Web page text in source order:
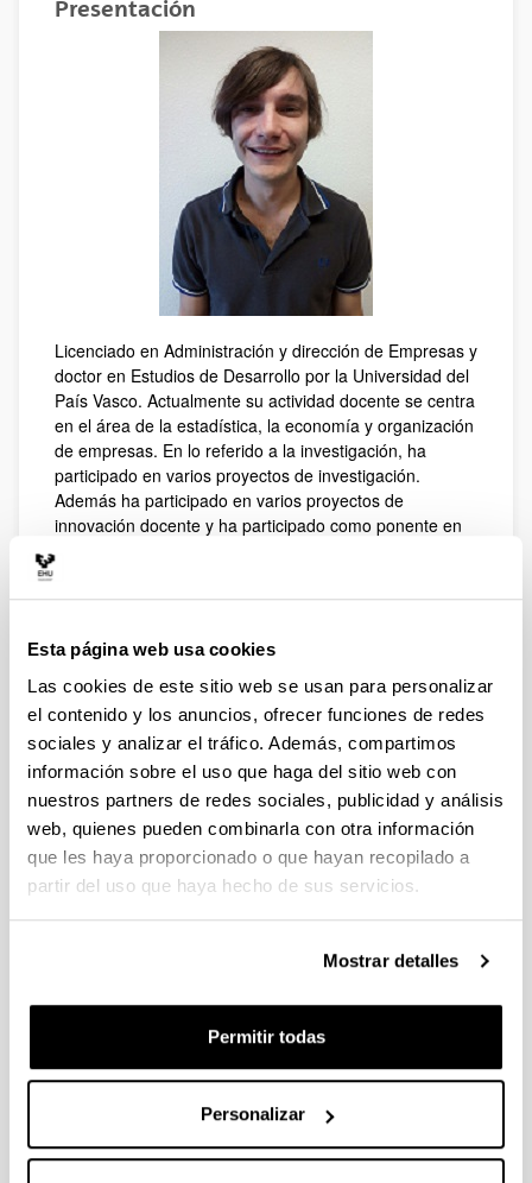
Esta página web usa cookies
Las cookies de este sitio web se usan para personalizar
el contenido y los anuncios, ofrecer funciones de redes
sociales y analizar el tráfico. Además, compartimos
información sobre el uso que haga del sitio web con
nuestros partners de redes sociales, publicidad y análisis
web, quienes pueden combinarla con otra información
que les haya proporcionado o que hayan recopilado a
partir del uso que haya hecho de sus servicios.
Mostrar detalles
Permitir todas
Personalizar
Presentación
Licenciado en Administración y dirección de Empresas y
doctor en Estudios de Desarrollo por la Universidad del
País Vasco. Actualmente su actividad docente se centra
en el área de la estadística, la economía y organización
de empresas. En lo referido a la investigación, ha
participado en varios proyectos de investigación.
Además ha participado en varios proyectos de
innovación docente y ha participado como ponente en
diversos congresos de carácter nacional e
Teléfono: 94 601 8252
E-mail:gaizka.insunza@ehu.eus
Despacho: P4I34
Dirección: Paseo Rafael Moreno "Pitxitxi" 3, 48013
Bilbao
Edificio: II
Centro:Escuela de Ingeniería de Bilbao
Docencia Estudios de Grado
Estadística, 2º curso en Grado de Ingeniería en
Organización Industrial
Economía y organización de empresas, 2º curso del
Grado de Ingeniería Ambiental
Economía, 2º curso del Grado de Ingeniería en
Líneas de Investigación